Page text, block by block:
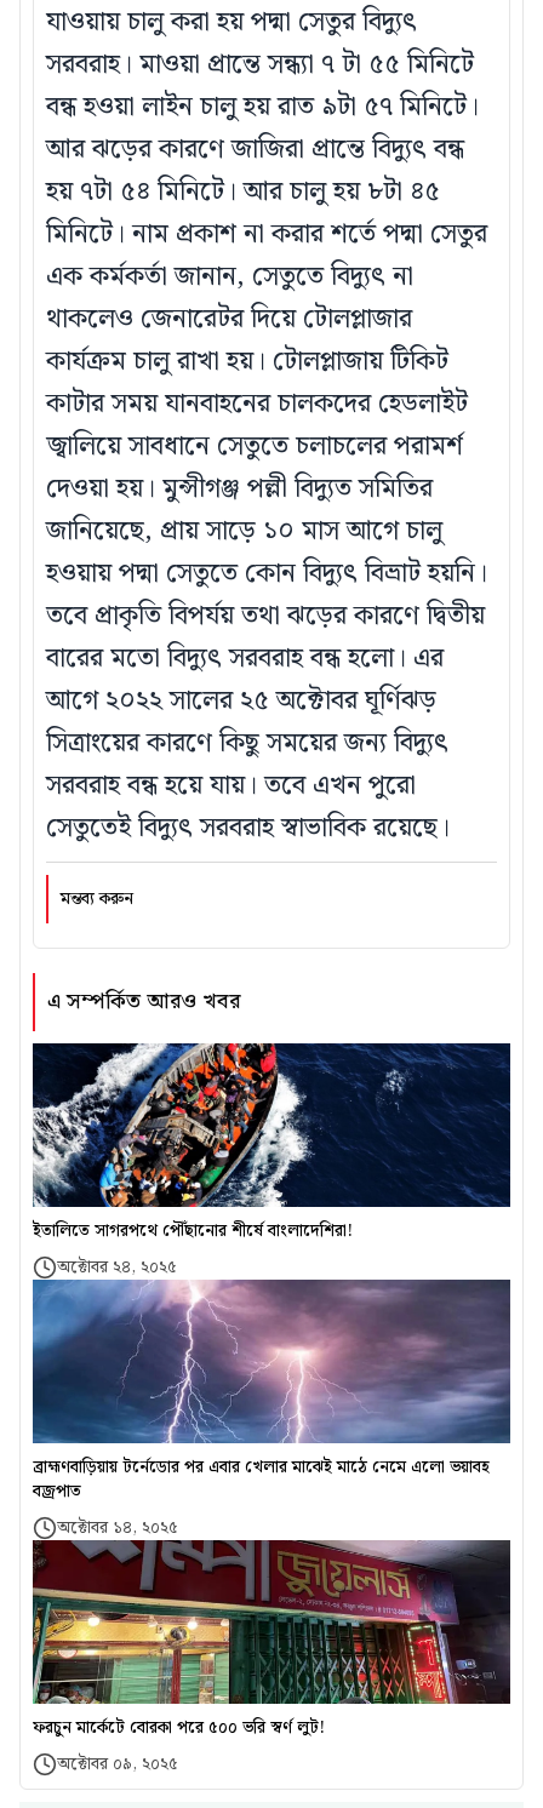
এ সম্পর্কিত আরও খবর
ইতালিতে সাগরপথে পৌঁছানোর শীর্ষে বাংলাদেশিরা!
অক্টোবর ২৪, ২০২৫
ব্রাহ্মণবাড়িয়ায় টর্নেডোর পর এবার খেলার মাঝেই মাঠে নেমে এলো ভয়াবহ
বজ্রপাত
অক্টোবর ১৪, ২০২৫
ফরচুন মার্কেটে বোরকা পরে ৫০০ ভরি স্বর্ণ লুট!
অক্টোবর ০৯, ২০২৫
যাওয়ায় চালু করা হয় পদ্মা সেতুর বিদ্যুৎ
সরবরাহ। মাওয়া প্রান্তে সন্ধ্যা ৭ টা ৫৫ মিনিটে
বন্ধ হওয়া লাইন চালু হয় রাত ৯টা ৫৭ মিনিটে।
আর ঝড়ের কারণে জাজিরা প্রান্তে বিদ্যুৎ বন্ধ
হয় ৭টা ৫৪ মিনিটে। আর চালু হয় ৮টা ৪৫
মিনিটে। নাম প্রকাশ না করার শর্তে পদ্মা সেতুর
এক কর্মকর্তা জানান, সেতুতে বিদ্যুৎ না
থাকলেও জেনারেটর দিয়ে টোলপ্লাজার
কার্যক্রম চালু রাখা হয়। টোলপ্লাজায় টিকিট
কাটার সময় যানবাহনের চালকদের হেডলাইট
জ্বালিয়ে সাবধানে সেতুতে চলাচলের পরামর্শ
দেওয়া হয়। মুন্সীগঞ্জ পল্লী বিদ্যুত সমিতির
জানিয়েছে, প্রায় সাড়ে ১০ মাস আগে চালু
হওয়ায় পদ্মা সেতুতে কোন বিদ্যুৎ বিভ্রাট হয়নি।
তবে প্রাকৃতি বিপর্যয় তথা ঝড়ের কারণে দ্বিতীয়
বারের মতো বিদ্যুৎ সরবরাহ বন্ধ হলো। এর
আগে ২০২২ সালের ২৫ অক্টোবর ঘূর্ণিঝড়
সিত্রাংয়ের কারণে কিছু সময়ের জন্য বিদ্যুৎ
সরবরাহ বন্ধ হয়ে যায়। তবে এখন পুরো
সেতুতেই বিদ্যুৎ সরবরাহ স্বাভাবিক রয়েছে।
মন্তব্য করুন